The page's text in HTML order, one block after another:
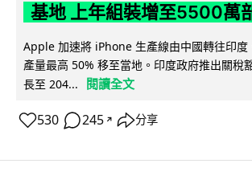
基地 上年組裝增至5500萬
Apple 加速將 iPhone 生產線由中國轉往印度
產量最高 50% 移至當地。印度政府推出關稅
長至 204...
閱讀全文
530 245 ↗ 分享